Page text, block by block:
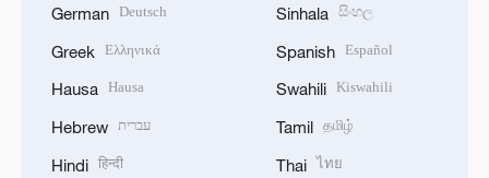
German Deutsch
Greek Ελληνικά
Hausa Hausa
Hebrew עברית
Hindi हिन्दी
Sinhala සිංහල
Spanish Español
Swahili Kiswahili
Tamil தமிழ்
Thai ไทย